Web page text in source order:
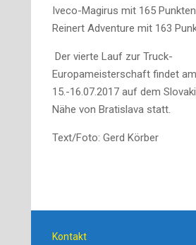
Iveco-Magirus mit 165
Reinert Adventure mit 163
Der vierte Lauf zur Truck-
Europameisterschaft findet am
15.-16.07.2017 auf dem
Nähe von Bratislava statt.
Text/Foto: Gerd Körber
Kontakt